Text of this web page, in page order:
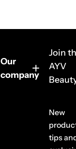
Our
company
Join
AYV
New
tips